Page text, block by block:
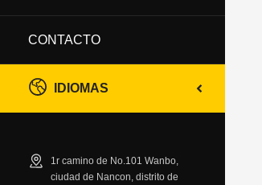
CONTACTO
IDIOMAS
1r camino de No.101 Wanbo,
ciudad de Nancon, distrito de